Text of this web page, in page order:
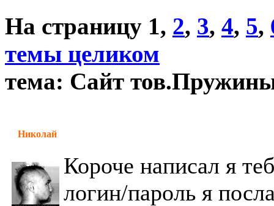
На страницу 1, 2, 3, 4, 5,
темы целиком
тема: Сайт
Николай
Короче написал я
логин/пароль я